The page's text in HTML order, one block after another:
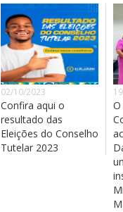
02/10/2023
Confira aqui o
resultado das
Eleições do Conselho
Tutelar 2023